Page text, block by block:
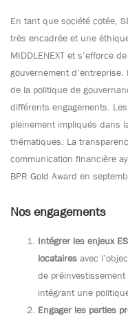
En tant que société cotée,
très encadrée et une
MIDDLENEXT et s’efforce
gouvernement
de la politique de
différents engagements.
pleinement impliqués dans
thématiques. La
communication financière
BPR Gold Award en
Nos engagements
Intégrer les enjeux
locataires avec
de
intégrant une
Engager les parties